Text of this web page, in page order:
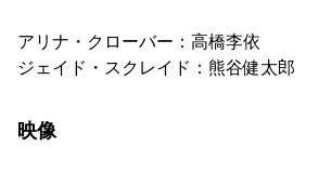
アリナ・クローバー：高橋李依
ジェイド・スクレイド：熊谷健太郎
映像